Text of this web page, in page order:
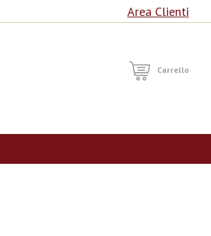
Area Clienti
Carrello